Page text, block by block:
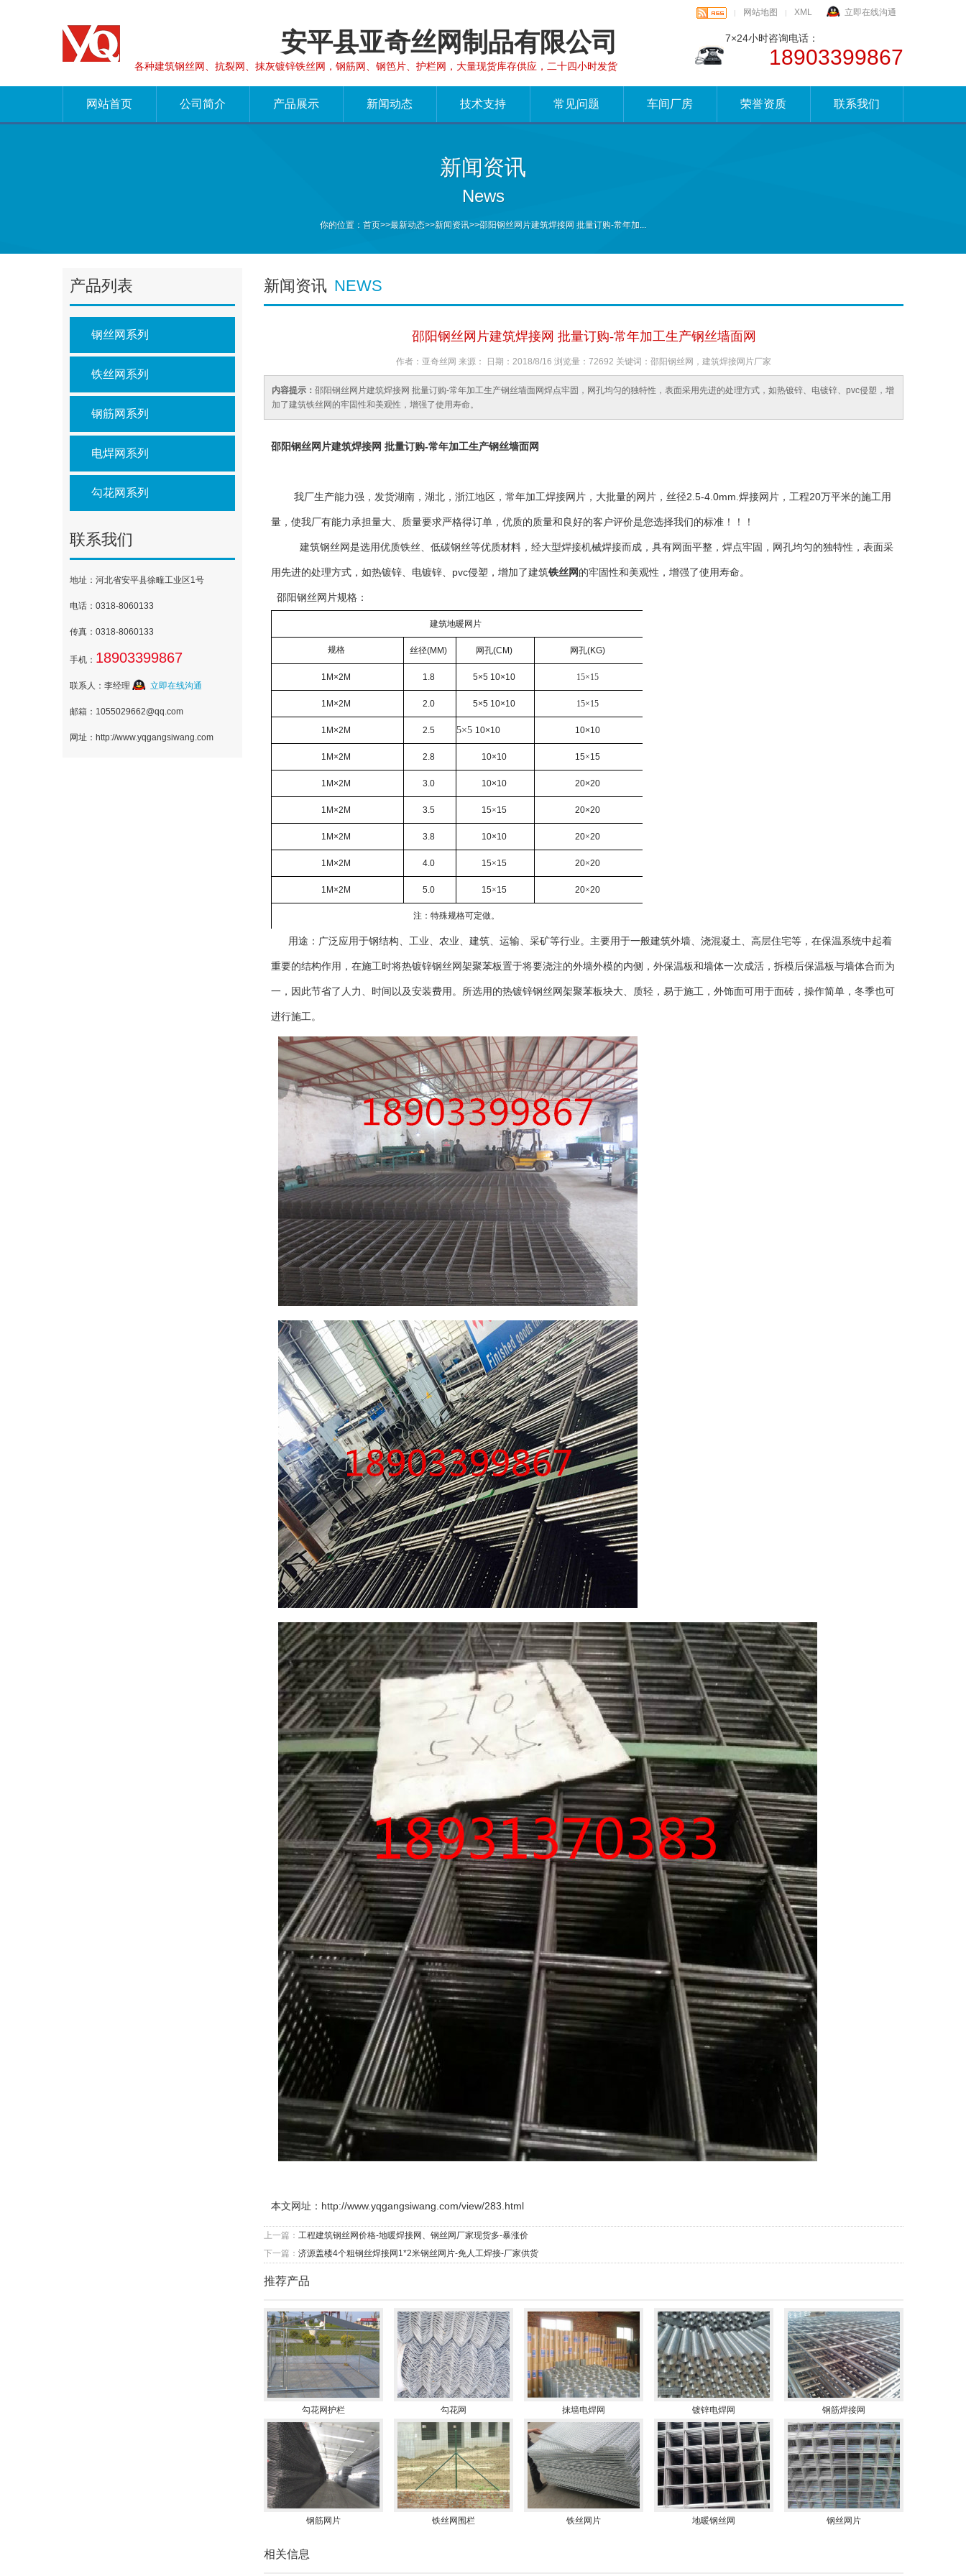
安平县亚奇丝网制品有限公司
各种建筑钢丝网、抗裂网、抹灰镀锌铁丝网，钢筋网、钢笆片、护栏网，大量现货库存供应，二十四小时发货
| 网站地图 | XML 立即在线沟通
7×24小时咨询电话：
18903399867
网站首页 公司简介 产品展示 新闻动态 技术支持 常见问题 车间厂房 荣誉资质 联系我们
新闻资讯
News
你的位置： 首页>>最新动态>>新闻资讯>>邵阳钢丝网片建筑焊接网 批量订购-常年加...
产品列表
钢丝网系列
铁丝网系列
钢筋网系列
电焊网系列
勾花网系列
联系我们
地址：河北省安平县徐疃工业区1号
电话：0318-8060133
传真：0318-8060133
手机： 18903399867
联系人：李经理 立即在线沟通
邮箱：1055029662@qq.com
网址：http://www.yqgangsiwang.com
新闻资讯 NEWS
邵阳钢丝网片建筑焊接网 批量订购-常年加工生产钢丝墙面网
作者：亚奇丝网 来源： 日期：2018/8/16 浏览量：72692 关键词：邵阳钢丝网，建筑焊接网片厂家
内容提示： 邵阳钢丝网片建筑焊接网 批量订购-常年加工生产钢丝墙面网焊点牢固，网孔均匀的独特性，表面采用先进的处理方式，如热镀锌、电镀锌、pvc侵塑，增
加了建筑铁丝网的牢固性和美观性，增强了使用寿命。
邵阳钢丝网 片建筑焊接网 批量订购-常年加工生产钢丝墙面网
我厂生产能力强，发货湖南，湖北，浙江地区，常年加工焊接网片，大批量的网片，丝径2.5-4.0mm.焊接网片，工程20万平米的施工用
量，使我厂有能力承担量大、质量要求严格得订单，优质的质量和良好的客户评价是您选择我们的标准！！！
建筑钢丝网是选用优质铁丝、低碳钢丝等优质材料，经大型焊接机械焊接而成，具有网面平整，焊点牢固，网孔均匀的独特性，表面采
用先进的处理方式，如热镀锌、电镀锌、pvc侵塑，增加了建筑铁丝网的牢固性和美观性，增强了使用寿命。
邵阳钢丝网片规格：
建筑地暖网片
规格 丝径(MM) 网孔(CM) 网孔(KG)
1M×2M 1.8 5×5 10×10 15×15
1M×2M 2.0 5×5 10×10 15×15
1M×2M 2.5 5×5 10×10 10×10
1M×2M 2.8 10×10 15×15
1M×2M 3.0 10×10 20×20
1M×2M 3.5 15×15 20×20
1M×2M 3.8 10×10 20×20
1M×2M 4.0 15×15 20×20
1M×2M 5.0 15×15 20×20
注：特殊规格可定做。
用途：广泛应用于钢结构、工业、农业、建筑、运输、采矿等行业。主要用于一般建筑外墙、浇混凝土、高层住宅等，在保温系统中起着
重要的结构作用，在施工时将热镀锌钢丝网架聚苯板置于将要浇注的外墙外模的内侧，外保温板和墙体一次成活，拆模后保温板与墙体合而为
一，因此节省了人力、时间以及安装费用。所选用的热镀锌钢丝网架聚苯板块大、质轻，易于施工，外饰面可用于面砖，操作简单，冬季也可
进行施工。
本文网址： http://www.yqgangsiwang.com/view/283.html
上一篇： 工程建筑钢丝网价格-地暖焊接网、钢丝网厂家现货多-暴涨价
下一篇： 济源盖楼4个粗钢丝焊接网1*2米钢丝网片-免人工焊接-厂家供货
推荐产品
勾花网护栏 勾花网 抹墙电焊网 镀锌电焊网 钢筋焊接网
钢筋网片 铁丝网围栏 铁丝网片 地暖钢丝网 钢丝网片
相关信息